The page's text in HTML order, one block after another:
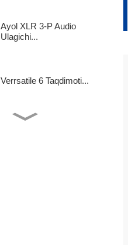
Ayol XLR 3-P Audio
Ulagichi...
Verrsatile 6 Taqdimoti...
6,35 Mm To'g'ridan-To'g'ri